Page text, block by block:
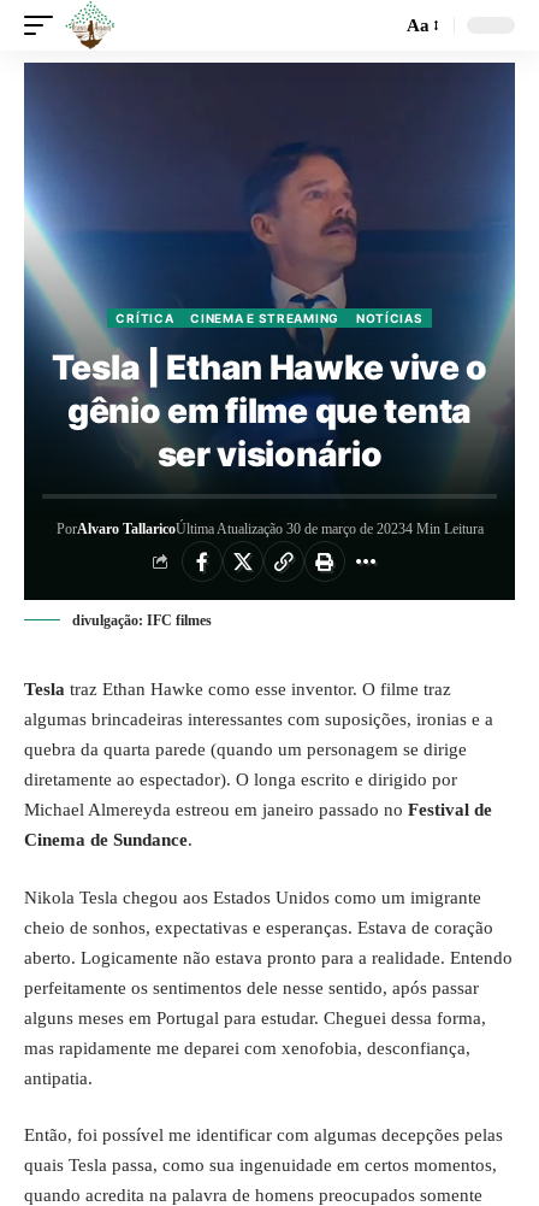
Aa
CRÍTICA CINEMA E STREAMING NOTÍCIAS
Tesla | Ethan Hawke vive o
gênio em filme que tenta
ser visionário
PorAlvaro TallaricoÚltima Atualização 30 de março de 20234 Min Leitura
divulgação: IFC filmes
Tesla traz Ethan Hawke como esse inventor. O filme traz
algumas brincadeiras interessantes com suposições, ironias e a
quebra da quarta parede (quando um personagem se dirige
diretamente ao espectador). O longa escrito e dirigido por
Michael Almereyda estreou em janeiro passado no Festival de
Cinema de Sundance.
Nikola Tesla chegou aos Estados Unidos como um imigrante
cheio de sonhos, expectativas e esperanças. Estava de coração
aberto. Logicamente não estava pronto para a realidade. Entendo
perfeitamente os sentimentos dele nesse sentido, após passar
alguns meses em Portugal para estudar. Cheguei dessa forma,
mas rapidamente me deparei com xenofobia, desconfiança,
antipatia.
Então, foi possível me identificar com algumas decepções pelas
quais Tesla passa, como sua ingenuidade em certos momentos,
quando acredita na palavra de homens preocupados somente